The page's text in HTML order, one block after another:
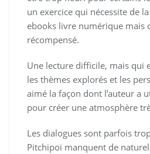
un exercice qui nécessite de
ebooks livre numérique mais
récompensé.
Une lecture difficile, mais qui
les thèmes explorés et les
aimé la façon dont l’auteur a
pour créer une atmosphère
Les dialogues sont parfois
Pitchipoï manquent de